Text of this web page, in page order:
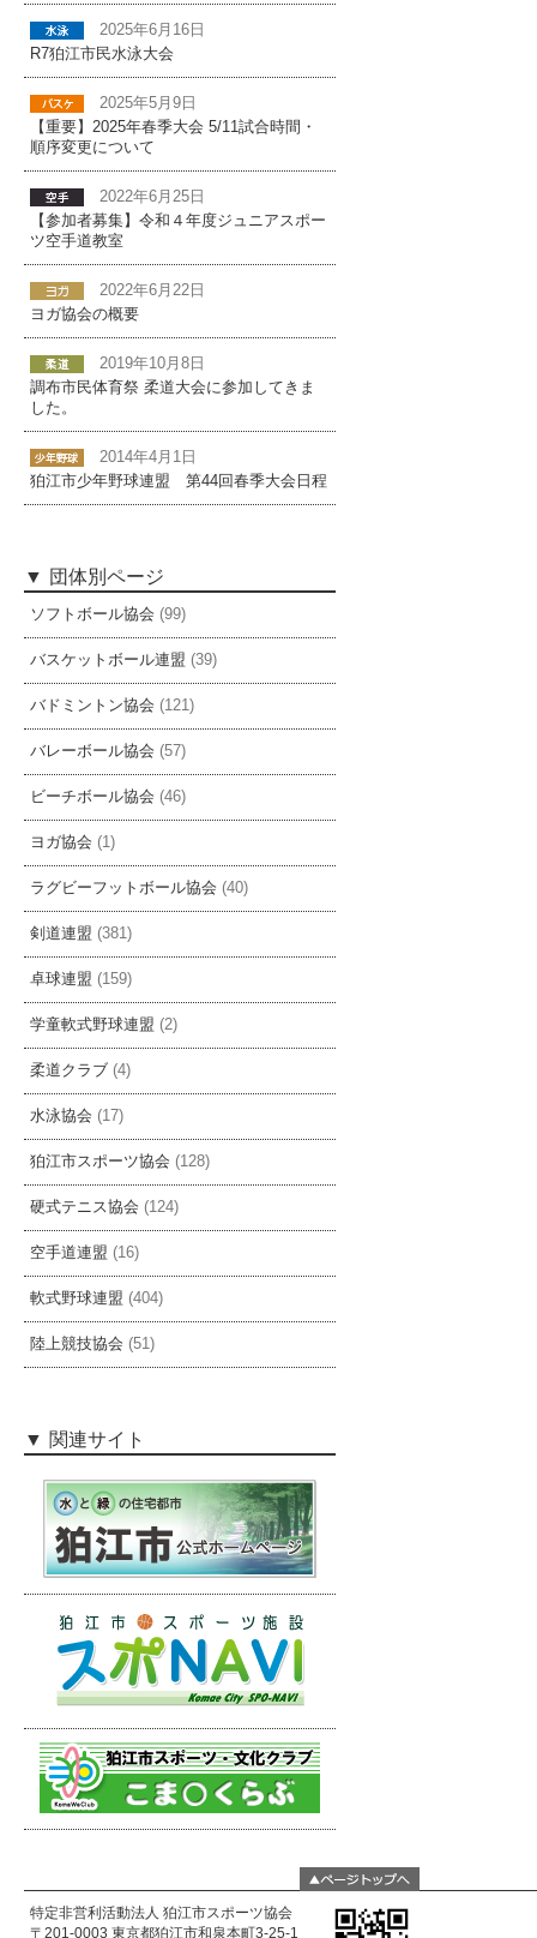
2025年6月16日
R7狛江市民水泳大会
2025年5月9日
【重要】2025年春季大会 5/11試合時間・
順序変更について
2022年6月25日
【参加者募集】令和４年度ジュニアスポー
ツ空手道教室
2022年6月22日
ヨガ協会の概要
2019年10月8日
調布市民体育祭 柔道大会に参加してきま
した。
2014年4月1日
狛江市少年野球連盟 第44回春季大会日程
団体別ページ
ソフトボール協会 (99)
バスケットボール連盟 (39)
バドミントン協会 (121)
バレーボール協会 (57)
ビーチボール協会 (46)
ヨガ協会 (1)
ラグビーフットボール協会 (40)
剣道連盟 (381)
卓球連盟 (159)
学童軟式野球連盟 (2)
柔道クラブ (4)
水泳協会 (17)
狛江市スポーツ協会 (128)
硬式テニス協会 (124)
空手道連盟 (16)
軟式野球連盟 (404)
陸上競技協会 (51)
関連サイト
特定非営利活動法人 狛江市スポーツ協会
〒201-0003 東京都狛江市和泉本町3-25-1